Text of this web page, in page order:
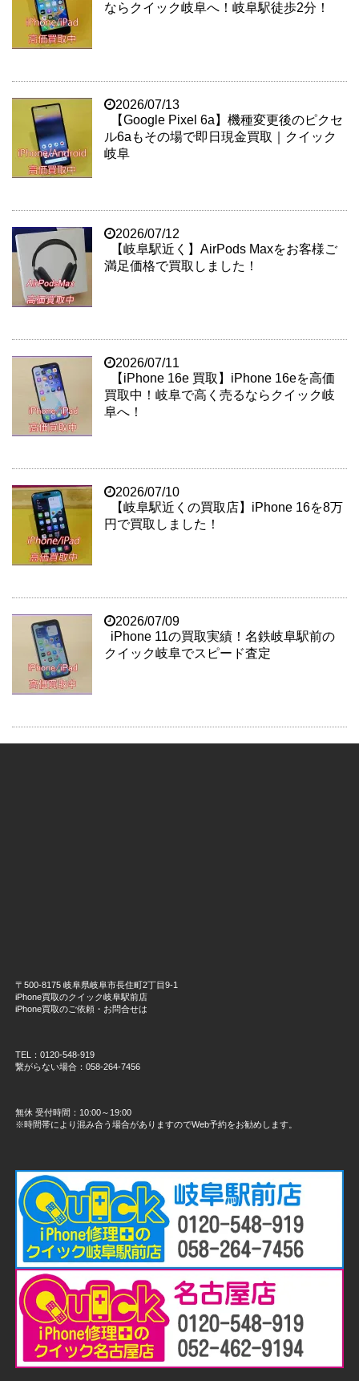
ならクイック岐阜へ！岐阜駅徒歩2分！
2026/07/13
【Google Pixel 6a】機種変更後のピクセ
ル6aもその場で即日現金買取｜クイック
岐阜
2026/07/12
【岐阜駅近く】AirPods Maxをお客様ご
満足価格で買取しました！
2026/07/11
【iPhone 16e 買取】iPhone 16eを高価
買取中！岐阜で高く売るならクイック岐
阜へ！
2026/07/10
【岐阜駅近くの買取店】iPhone 16を8万
円で買取しました！
2026/07/09
iPhone 11の買取実績！名鉄岐阜駅前の
クイック岐阜でスピード査定
〒500-8175 岐阜県岐阜市長住町2丁目9-1
iPhone買取のクイック岐阜駅前店
iPhone買取のご依頼・お問合せは
TEL：0120-548-919
繋がらない場合：058-264-7456
無休 受付時間：10:00～19:00
※時間帯により混み合う場合がありますのでWeb予約をお勧めします。